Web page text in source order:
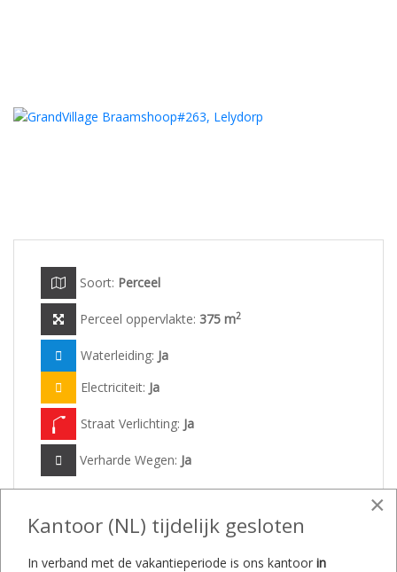
Soort: Perceel
Perceel oppervlakte: 375 m2
Waterleiding: Ja
Electriciteit: Ja
Straat Verlichting: Ja
Verharde Wegen: Ja
Perceels ID: Aanwezig [wat is dit?
Plattegrond: N.V.T.
×
Kantoor (NL) tijdelijk gesloten
In verband met de vakantieperiode is ons kantoor in